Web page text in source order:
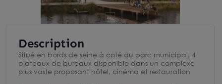
Description
Situé en bords de seine à coté du parc municipal, 4
plateaux de bureaux disponible dans un complexe
plus vaste proposant hôtel, cinéma et restauration